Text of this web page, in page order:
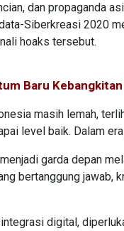
dan propaganda
Siberkreasi 2020
hoaks tersebut.
Baru
masih lemah,
level baik. Dalam era
garda depan
bertanggung
digital,